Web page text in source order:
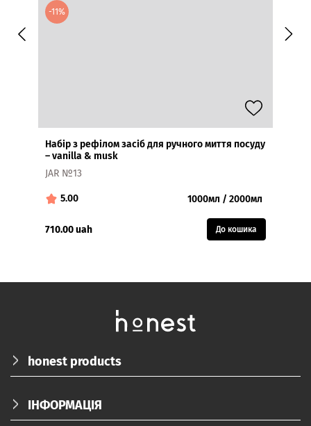
-11%
Набір з рефілом засіб для ручного миття посуду
– vanilla & musk
JAR №13
5.00
710.00 uah
1000мл / 2000мл
До кошика
honest products
КАТАЛОГ
ІНФОРМАЦІЯ